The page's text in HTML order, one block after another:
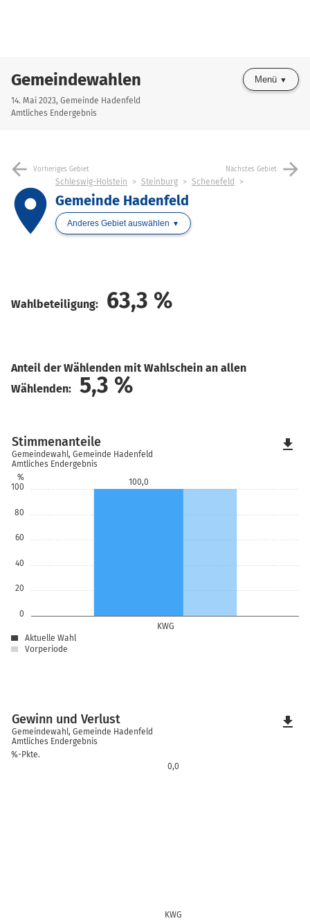
Gemeindewahlen
14. Mai 2023, Gemeinde Hadenfeld
Amtliches Endergebnis
Menü
arrow_back Vorheriges Gebiet Nächstes Gebiet arrow_forward
place
Schleswig-Holstein Steinburg Schenefeld
Gemeinde Hadenfeld
Anderes Gebiet auswählen
Wahlbeteiligung: 63,3 %
Anteil der Wählenden mit Wahlschein an allen
Wählenden:
5,3 %
0
20
40
60
80
100
%
KWG
100,0
Stimmenanteile
Gemeindewahl, Gemeinde Hadenfeld
Amtliches Endergebnis
Aktuelle Wahl
Vorperiode
file_download
%-Pkte.
KWG
0,0
Gewinn und Verlust
Gemeindewahl, Gemeinde Hadenfeld
Amtliches Endergebnis
file_download